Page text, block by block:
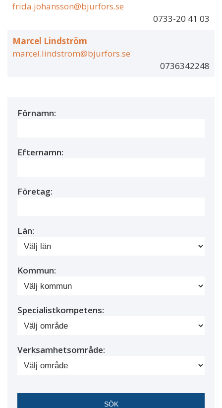
frida.johansson@bjurfors.se
0733-20 41 03
Marcel Lindström
marcel.lindstrom@bjurfors.se
0736342248
Förnamn:
Efternamn:
Företag:
Län:
Kommun:
Specialistkompetens:
Verksamhetsområde: